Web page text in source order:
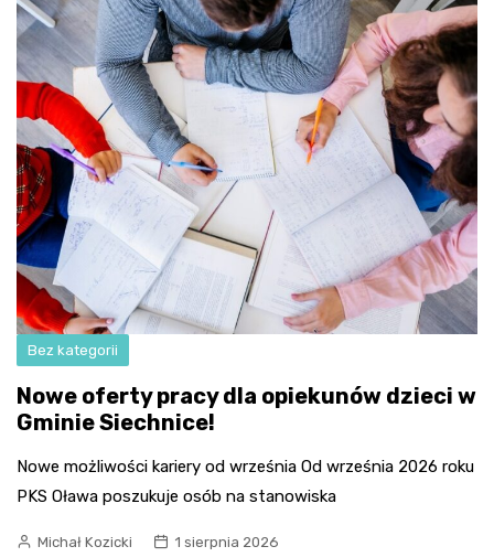
Bez kategorii
Nowe oferty pracy dla opiekunów dzieci w
Gminie Siechnice!
Nowe możliwości kariery od września Od września 2026 roku
PKS Oława poszukuje osób na stanowiska
Michał Kozicki 1 sierpnia 2026